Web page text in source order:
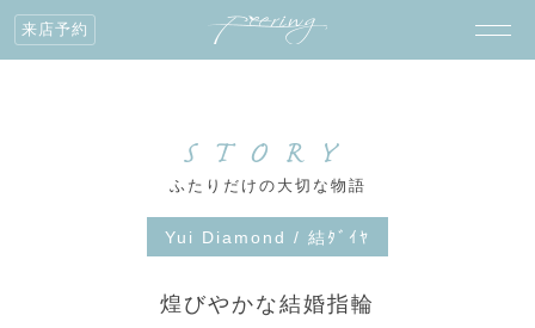
来店予約
STORY
ふたりだけの大切な物語
Yui Diamond / 結ﾀﾞｲﾔ
煌びやかな結婚指輪